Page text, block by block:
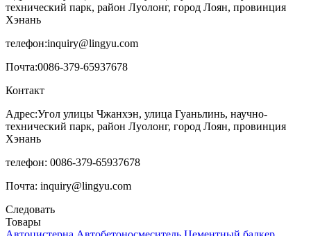
технический парк, район Луолонг, город Лоян, провинция
Хэнань
телефон:inquiry@lingyu.com
Почта:0086-379-65937678
Контакт
Адрес:Угол улицы Чжанхэн, улица Гуаньлинь, научно-
технический парк, район Луолонг, город Лоян, провинция
Хэнань
телефон: 0086-379-65937678
Почта: inquiry@lingyu.com
Следовать
Товары